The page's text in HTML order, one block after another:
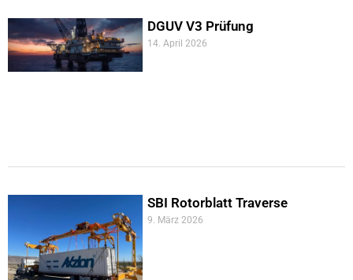
DGUV V3 Prüfung
14. April 2026
SBI Rotorblatt Traverse
9. März 2026